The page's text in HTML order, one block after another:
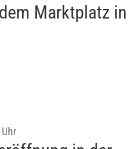
Marktplatz in